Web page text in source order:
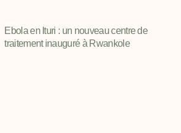
Ebola en Ituri : un nouveau centre de
traitement inauguré à Rwankole